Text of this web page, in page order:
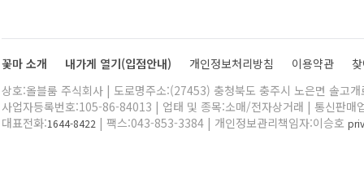
꽃마 소개 내가게 열기(입점안내) 개인정보처리방침 이용약관
상호:올블룸 주식회사 | 도로명주소:(27453) 충청북도 충주시 노은면 솔고
사업자등록번호:105-86-84013 | 업태 및 종목:소매/전자상거래 | 통신판매
대표전화:1644-8422 | 팩스:043-853-3384 | 개인정보관리책임자:이승호